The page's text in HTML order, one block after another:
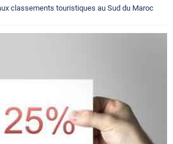
classements touristiques au Sud du Maroc